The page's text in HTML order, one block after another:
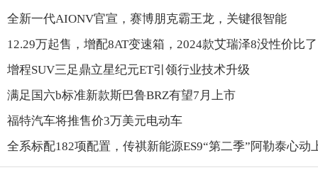
全新一代AIONV官宣，赛博朋克霸王龙，关键很智能
12.29万起售，增配8AT变速箱，2024款艾瑞泽8没性价比
增程SUV三足鼎立星纪元ET引领行业技术升级
满足国六b标准新款斯巴鲁BRZ有望7月上市
福特汽车将推售价3万美元电动车
全系标配182项配置，传祺新能源ES9“第二季”阿勒泰心动